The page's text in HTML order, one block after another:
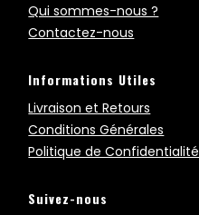
Qui sommes-nous ?
Contactez-nous
Informations Utiles
Livraison et Retours
Conditions Générales
Politique de Confidentialité
Suivez-nous